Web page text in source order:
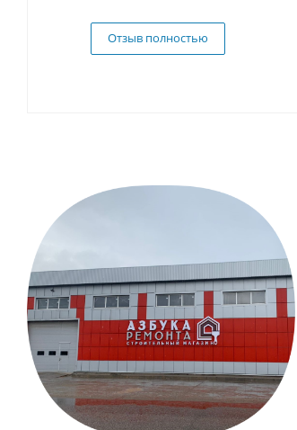
Отзыв полностью